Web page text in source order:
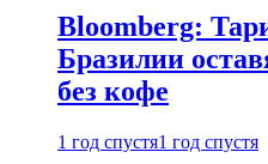
Bloomberg:
Бразилии
без кофе
1 год спустя1 год спустя